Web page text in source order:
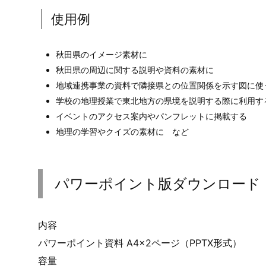
使用例
秋田県のイメージ素材に
秋田県の周辺に関する説明や資料の素材に
地域連携事業の資料で隣接県との位置関係を示す図に使
学校の地理授業で東北地方の県境を説明する際に利用す
イベントのアクセス案内やパンフレットに掲載する
地理の学習やクイズの素材に など
パワーポイント版ダウンロード
内容
パワーポイント資料 A4×2ページ（PPTX形式）
容量